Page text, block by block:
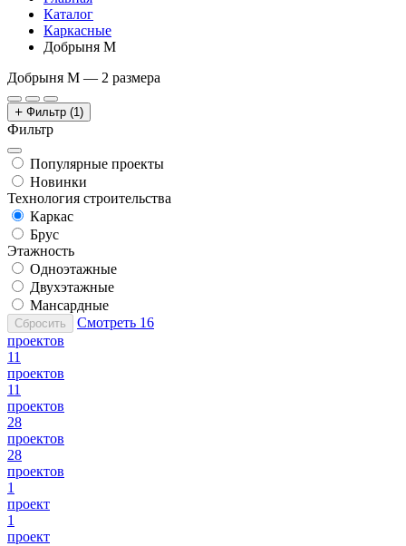
Каталог
Каркасные
Добрыня М
Добрыня М — 2 размера
Фильтр (1)
Фильтр
Популярные проекты
Новинки
Технология строительства
Каркас
Брус
Этажность
Одноэтажные
Двухэтажные
Мансардные
Сбросить Смотреть 16
проектов
11
проектов
11
проектов
28
проектов
28
проектов
1
проект
1
проект